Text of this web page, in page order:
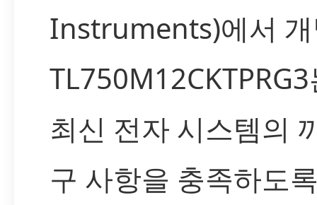
Instruments)에서
최신 전자 시스템의
구 사항을 충족하도